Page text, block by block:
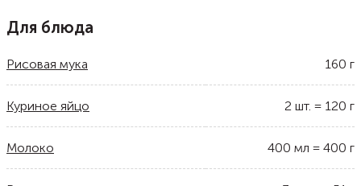
Для блюда
Рисовая мука 160 г
Куриное яйцо 2 шт. = 120 г
Молоко 400 мл = 400 г